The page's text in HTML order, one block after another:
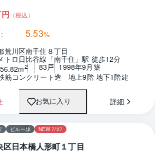
（税込）
5.53%
荒川区南千住８丁目
トロ日比谷線「南千住」駅 徒歩12分
2 - 83戸 1998年9月築
筋コンクリート造　地上9階 地下1階建
お気に入り 詳細
ビル一棟 NEW 7/27
区日本橋人形町１丁目